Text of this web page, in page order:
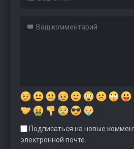
Подписаться на новые
электронной почте.